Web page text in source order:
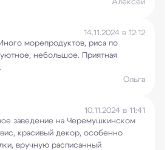
Алексей
14.11.2024 в 12:12
морепродуктов, риса по
небольшое. Приятная
Ольга
10.11.2024 в 11:41
заведение на Черемушкинском
красивый декор, особенно
вручную расписанный